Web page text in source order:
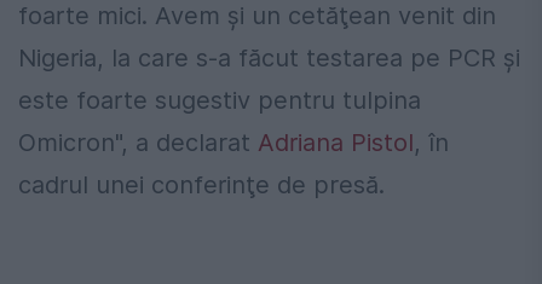
foarte mici. Avem şi un cetăţean venit din
Nigeria, la care s-a făcut testarea pe PCR şi
este foarte sugestiv pentru tulpina
Omicron", a declarat Adriana Pistol, în
cadrul unei conferinţe de presă.